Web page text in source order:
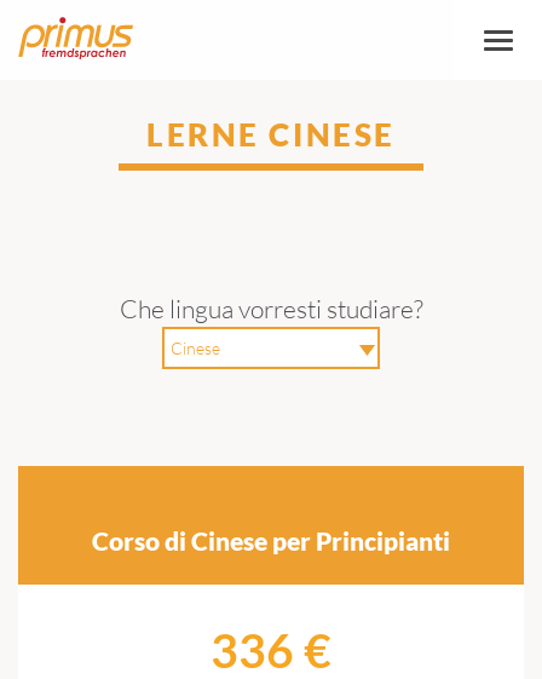
Attiva
LERNE CINESE
Che lingua vorresti studiare?
Corso di Cinese per Principianti
336 €